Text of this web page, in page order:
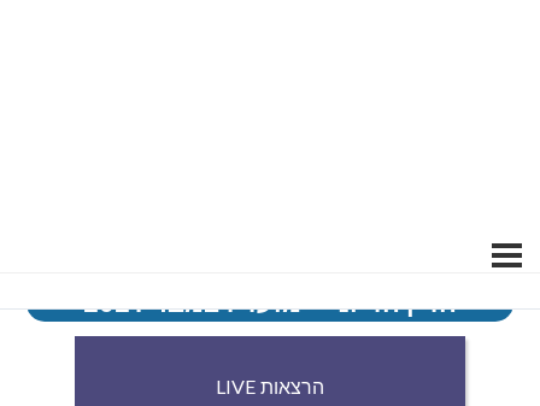
הדין הדיוני – מועד דצמבר 2021
הרצאות LIVE